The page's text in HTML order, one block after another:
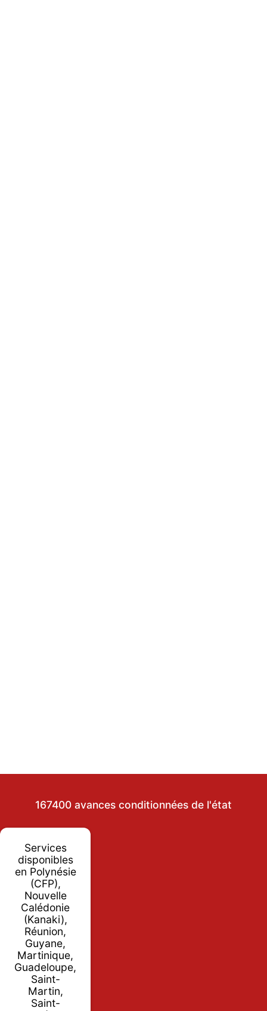
167400 avances conditionnées de l'état
Services
disponibles
en Polynésie
(CFP),
Nouvelle
Calédonie
(Kanaki),
Réunion,
Guyane,
Martinique,
Guadeloupe,
Saint-
Martin,
Saint-